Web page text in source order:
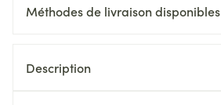
Méthodes de livraison disponibles
Description